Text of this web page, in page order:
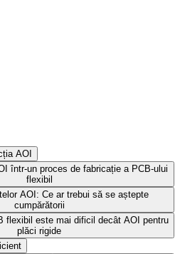
AOI
într-un proces de fabricație a PCB-ului
flexibil
AOI: Ce ar trebui să se aștepte
cumpărătorii
flexibil este mai dificil decât AOI pentru
plăci rigide